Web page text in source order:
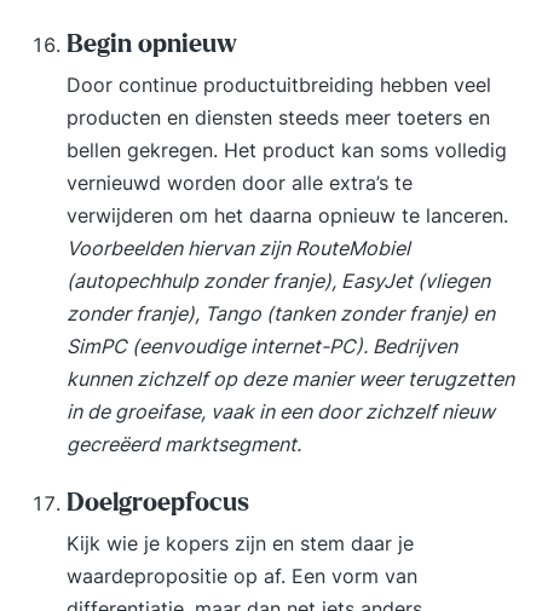
Begin opnieuw
Door continue productuitbreiding hebben veel
producten en diensten steeds meer toeters en
bellen gekregen. Het product kan soms volledig
vernieuwd worden door alle extra’s te
verwijderen om het daarna opnieuw te lanceren.
Voorbeelden hiervan zijn RouteMobiel
(autopechhulp zonder franje), EasyJet (vliegen
zonder franje), Tango (tanken zonder franje) en
SimPC (eenvoudige internet-PC). Bedrijven
kunnen zichzelf op deze manier weer terugzetten
in de groeifase, vaak in een door zichzelf nieuw
gecreëerd marktsegment.
Doelgroepfocus
Kijk wie je kopers zijn en stem daar je
waardepropositie op af. Een vorm van